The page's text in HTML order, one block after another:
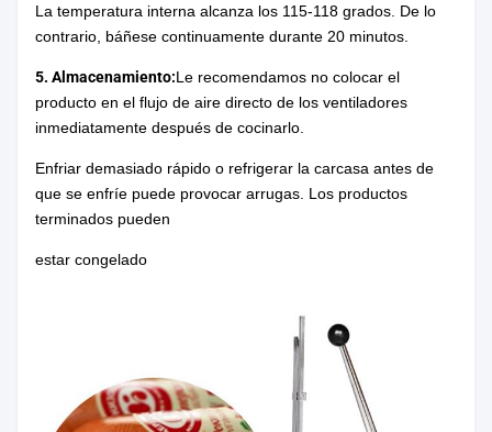
La temperatura interna alcanza los 115-118 grados. De lo
contrario, báñese continuamente durante 20 minutos.
5. Almacenamiento:Le recomendamos no colocar el
producto en el flujo de aire directo de los ventiladores
inmediatamente después de cocinarlo.
Enfriar demasiado rápido o refrigerar la carcasa antes de
que se enfríe puede provocar arrugas. Los productos
terminados pueden
estar congelado